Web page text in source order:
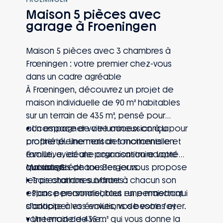
• Une maison pensée pour un premier
projet immobilier durable, avec des
au quotidien.
Maison 5 pièces avec
garage à Froeningen
Maison 5 pièces avec 3 chambres à
Frœningen : votre premier chez-vous
dans un cadre agréable
À Frœningen, découvrez un projet de
maison individuelle de 90 m² habitables
sur un terrain de 435 m², pensé pour
accompagner votre accession à la
propriété. Une maison fonctionnelle et
évolutive, idéale pour construire votre
quotidien.
• Un espace de vie lumineux conçu pour
profiter pleinement des moments en
famille, avec une organisation adaptée
aux usages de tous les jours.
• Trois chambres offrant à chacun son
espace personnel, tout en permettant
d’anticiper les évolutions de votre foyer.
• Un terrain de 435 m² qui vous donne la
Maisons Stéphane Berger vous propose
les prestations suivantes :
• Plans personnalisables : une maison qui
s’adapte à vos envies, vos besoins et
votre mode de vie